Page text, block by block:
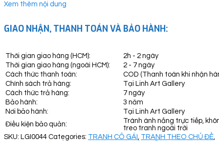
Xem thêm nội dung
GIAO NHẬN, THANH TOÁN VÀ BẢO HÀNH:
Thời gian giao hàng (HCM):
2h - 2 ngày
Thời gian giao hàng (ngoài HCM):
2 - 7 ngày
Cách thức thanh toán:
COD (Thanh toán khi nhận
Chính sách trả hàng:
Tại Linh Art Gallery
Cách thức trả hàng:
7 ngày
Bảo hành:
3 năm
Nơi bảo hành:
Tại Linh Art Gallery
Điều kiện bảo quản:
Tránh ánh nắng trực tiếp,
treo tranh ngoài trời
SKU: LGI0044 Categories: TRANH CÔ GÁI TRANH THEO CHỦ ĐỀ